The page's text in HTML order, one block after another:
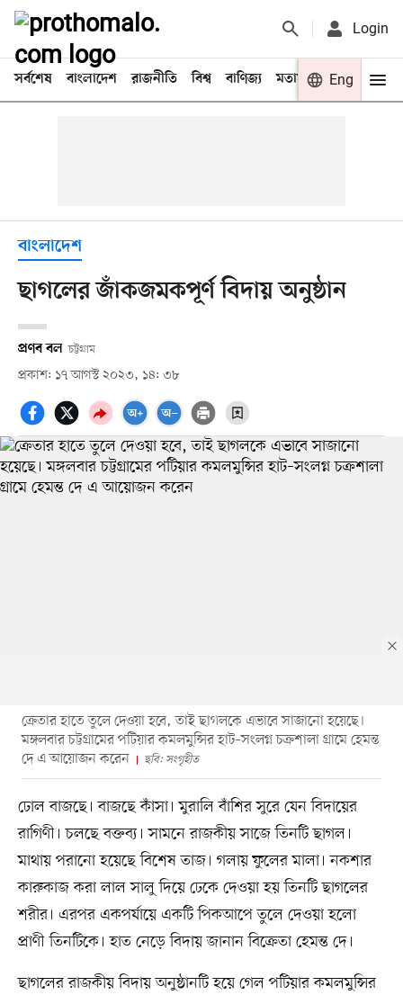
Login
সর্বশেষ বাংলাদেশ রাজনীতি বিশ্ব বাণিজ্য মতামত খেলা
Eng
বাংলাদেশ
ছাগলের জাঁকজমকপূর্ণ বিদায় অনুষ্ঠান
প্রণব বল চট্টগ্রাম
প্রকাশ: ১৭ আগস্ট ২০২৩, ১৪: ৩৮
ক্রেতার হাতে তুলে দেওয়া হবে, তাই ছাগলকে এভাবে সাজানো হয়েছে।
মঙ্গলবার চট্টগ্রামের পটিয়ার কমলমুন্সির হাট–সংলগ্ন চক্রশালা গ্রামে হেমন্ত
দে এ আয়োজন করেন
ছবি: সংগৃহীত
ঢোল বাজছে। বাজছে কাঁসা। মুরালি বাঁশির সুরে যেন বিদায়ের
রাগিণী। চলছে বক্তব্য। সামনে রাজকীয় সাজে তিনটি ছাগল।
মাথায় পরানো হয়েছে বিশেষ তাজ। গলায় ফুলের মালা। নকশার
কারুকাজ করা লাল সালু দিয়ে ঢেকে দেওয়া হয় তিনটি ছাগলের
শরীর। এরপর একপর্যায়ে একটি পিকআপে তুলে দেওয়া হলো
প্রাণী তিনটিকে। হাত নেড়ে বিদায় জানান বিক্রেতা হেমন্ত দে।
ছাগলের রাজকীয় বিদায় অনুষ্ঠানটি হয়ে গেল পটিয়ার কমলমুন্সির